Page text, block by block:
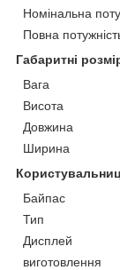
Номінальна
Повна
Габаритні
Вага
Висота
Довжина
Ширина
Байпас
Тип
Дисплей
виготовлення